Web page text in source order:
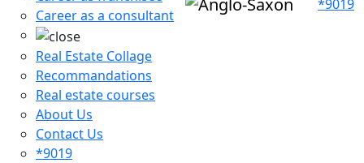
Career as a consultant
Real Estate Collage
Recommandations
Real estate courses
About Us
Contact Us
*9019
*9019